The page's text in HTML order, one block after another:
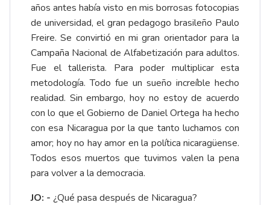
años antes había visto en mis borrosas fotocopias
de universidad, el gran pedagogo brasileño Paulo
Freire. Se convirtió en mi gran orientador para la
Campaña Nacional de Alfabetización para adultos.
Fue el tallerista. Para poder multiplicar esta
metodología. Todo fue un sueño increíble hecho
realidad. Sin embargo, hoy no estoy de acuerdo
con lo que el Gobierno de Daniel Ortega ha hecho
con esa Nicaragua por la que tanto luchamos con
amor; hoy no hay amor en la política nicaragüense.
Todos esos muertos que tuvimos valen la pena
para volver a la democracia.
JO: - ¿Qué pasa después de Nicaragua?